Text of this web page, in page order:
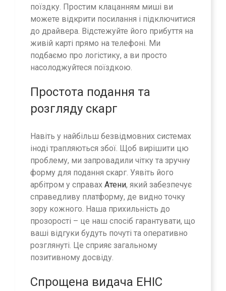
поїздку. Простим клацанням миші ви
можете відкрити посилання і підключитися
до драйвера. Відстежуйте його прибуття на
живій карті прямо на телефоні. Ми
подбаємо про логістику, а ви просто
насолоджуйтеся поїздкою.
Простота подання та
розгляду скарг
Навіть у найбільш безвідмовних системах
іноді трапляються збої. Щоб вирішити цю
проблему, ми запровадили чітку та зручну
форму для подання скарг. Уявіть його
арбітром у справах Атени, який забезпечує
справедливу платформу, де видно точку
зору кожного. Наша прихильність до
прозорості – це наш спосіб гарантувати, що
ваші відгуки будуть почуті та оперативно
розглянуті. Це сприяє загальному
позитивному досвіду.
Спрощена видача EHIC